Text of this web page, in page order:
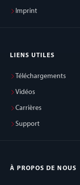
Imprint
LIENS UTILES
Téléchargements
Vidéos
Carrières
Support
À PROPOS DE NOUS